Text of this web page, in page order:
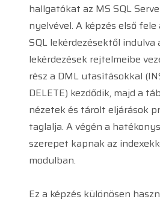
hallgatókat az MS SQL
nyelvével. A képzés első
SQL lekérdezésektől
lekérdezések rejtelmeibe
rész a DML utasításokkal
DELETE) kezdődik, majd a
nézetek és tárolt eljárások
taglalja. A végén a
szerepet kapnak az
modulban.
Ez a képzés különösen